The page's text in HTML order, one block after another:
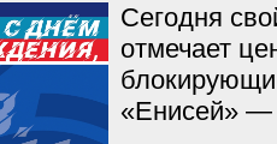
Сегодня
отмечает
«Енисей» —